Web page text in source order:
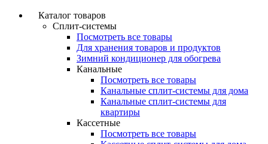
Каталог товаров
Сплит-системы
Посмотреть все товары
Для хранения товаров и продуктов
Зимний кондиционер для обогрева
Канальные
Посмотреть все товары
Канальные сплит-системы для дома
Канальные сплит-системы для
квартиры
Кассетные
Посмотреть все товары